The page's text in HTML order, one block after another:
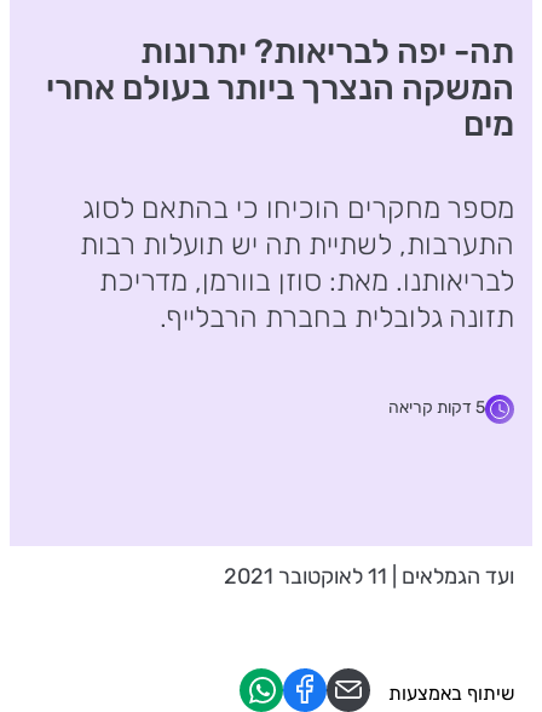
תה- יפה לבריאות? יתרונות
המשקה הנצרך ביותר בעולם אחרי
מים
מספר מחקרים הוכיחו כי בהתאם לסוג
התערבות, לשתיית תה יש תועלות רבות
לבריאותנו. מאת: סוזן בוורמן, מדריכת
תזונה גלובלית בחברת הרבלייף.
5 דקות קריאה
ועד הגמלאים | 11 לאוקטובר 2021
שיתוף באמצעות